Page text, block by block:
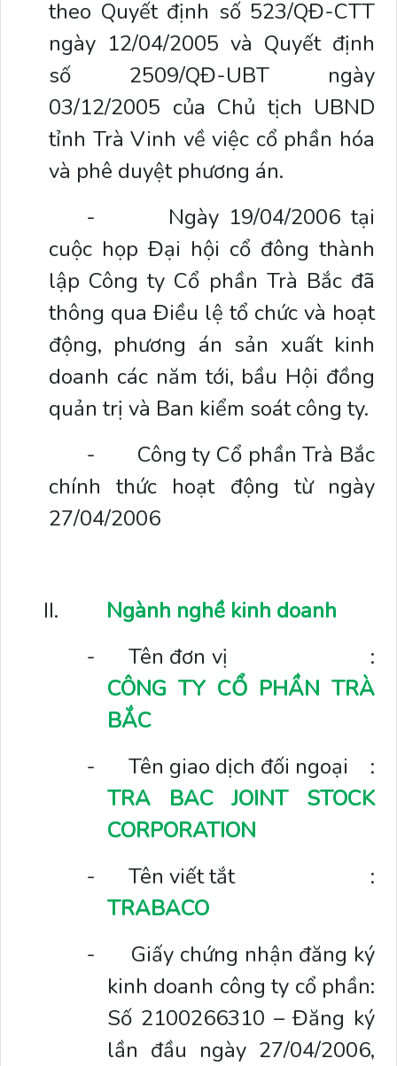
theo Quyết định số 523/QĐ-CTT
ngày 12/04/2005 và Quyết định
số 2509/QĐ-UBT ngày
03/12/2005 của Chủ tịch UBND
tỉnh Trà Vinh về việc cổ phần hóa
và phê duyệt phương án.
-
Ngày 19/04/2006 tại
cuộc họp Đại hội cổ đông thành
lập Công ty Cổ phần Trà Bắc đã
thông qua Điều lệ tổ chức và hoạt
động, phương án sản xuất kinh
doanh các năm tới, bầu Hội đồng
quản trị và Ban kiểm soát công ty.
-
Công ty Cổ phần Trà Bắc
chính thức hoạt động từ ngày
27/04/2006
II.
Ngành nghề kinh doanh
-
Tên đơn vị
:
CÔNG TY CỔ PHẦN TRÀ
BẮC
-
Tên giao dịch đối ngoại
:
TRA BAC JOINT STOCK
CORPORATION
-
Tên viết tắt
:
TRABACO
-
Giấy chứng nhận đăng ký
kinh doanh công ty cổ phần:
Số 2100266310 – Đăng ký
lần đầu ngày 27/04/2006,